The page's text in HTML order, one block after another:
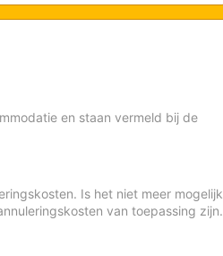
en staan vermeld bij de
Is het niet meer mogelijk
van toepassing zijn.